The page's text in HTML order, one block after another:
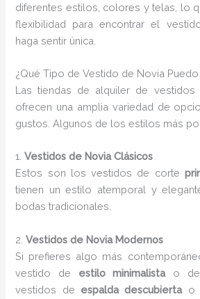
diferentes estilos, colores y telas, lo
flexibilidad para encontrar el
haga sentir única.
¿Qué Tipo de Vestido de Novia Puedo
Las tiendas de alquiler de vestidos
ofrecen una amplia variedad de
gustos. Algunos de los estilos más
1.Vestidos de Novia Clásicos
Estos son los vestidos de corte
tienen un estilo atemporal y
bodas tradicionales.
2.Vestidos de Novia Modernos
Si prefieres algo más
vestido de estilo minimalistao de
vestidos de espalda descubiertao